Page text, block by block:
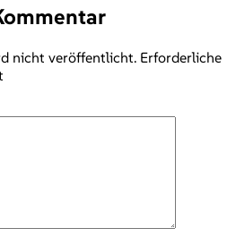
nicht veröffentlicht. Erforderliche